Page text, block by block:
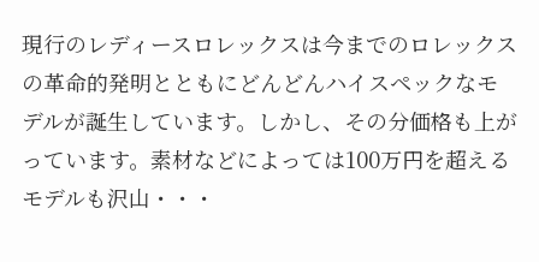
現行のレディースロレックスは今までのロレックス
の革命的発明とともにどんどんハイスペックなモ
デルが誕生しています。しかし、その分価格も上が
っています。素材などによっては100万円を超える
モデルも沢山・・・